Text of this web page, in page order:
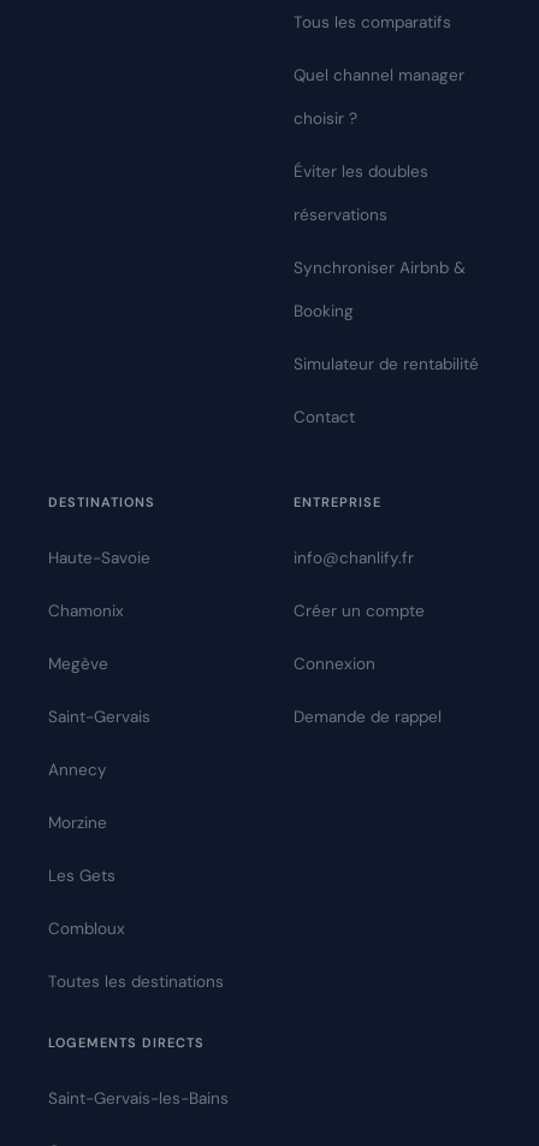
Tous les comparatifs
Quel channel manager
choisir ?
Éviter les doubles
réservations
Synchroniser Airbnb &
Booking
Simulateur de rentabilité
Contact
DESTINATIONS
Haute-Savoie
Chamonix
Megève
Saint-Gervais
Annecy
Morzine
Les Gets
Combloux
Toutes les destinations
LOGEMENTS DIRECTS
Saint-Gervais-les-Bains
ENTREPRISE
info@chanlify.fr
Créer un compte
Connexion
Demande de rappel